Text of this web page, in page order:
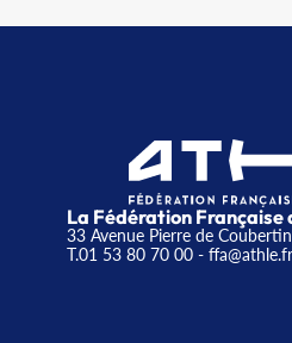
La Fédération Française
33 Avenue Pierre de
T.01 53 80 70 00- ffa@athle.fr